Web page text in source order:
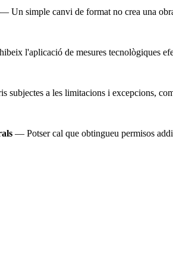
— Un simple canvi de format no crea una
l'aplicació de mesures tecnològiques
subjectes a les limitacions i excepcions,
— Potser cal que obtingueu permisos